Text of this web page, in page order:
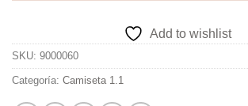
Add to wishlist
SKU: 9000060
Categoría: Camiseta 1.1